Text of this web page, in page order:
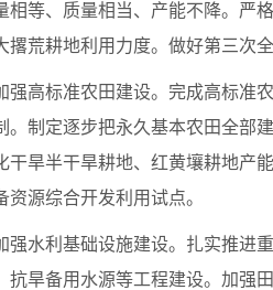
相等、质量相当、产能不降。严
撂荒耕地利用力度。做好第三次
强高标准农田建设。完成高标
。制定逐步把永久基本农田全部
干旱半干旱耕地、红黄壤耕地产
资源综合开发利用试点。
强水利基础设施建设。扎实推
抗旱备用水源等工程建设。加强